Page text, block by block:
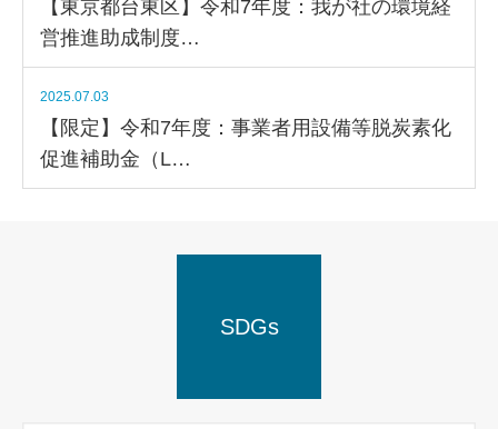
【東京都台東区】令和7年度：我が社の環境経
営推進助成制度…
2025.07.03
【限定】令和7年度：事業者用設備等脱炭素化
促進補助金（L…
SDGs